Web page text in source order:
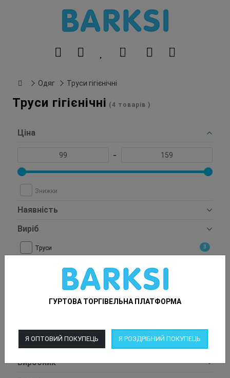
ГУРТОВА ТОРГІВЕЛЬНА ПЛАТФОРМА
Я ОПТОВИЙ ПОКУПЕЦЬ Я РОЗДРІБНИЙ ПОКУПЕЦЬ
Одяг Труси гігієнічні
Труси гігієнічні (4 товарів )
Ціна
-
Знижки
Наявність
Виріб
Труси 3
Матеріал
Колір
Виробник